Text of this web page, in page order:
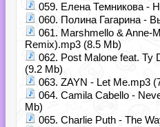
059. Елена Темникова -
060. Полина Гагарина -
061. Marshmello & Anne-
Remix).mp3 (8.5 Mb)
062. Post Malone feat. Ty
(9.2 Mb)
063. ZAYN - Let Me.mp3
064. Camila Cabello -
Mb)
065. Charlie Puth - The